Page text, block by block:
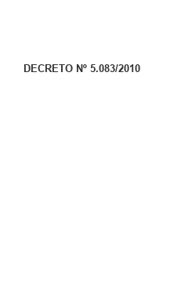
DECRETO Nº 5.083/2010